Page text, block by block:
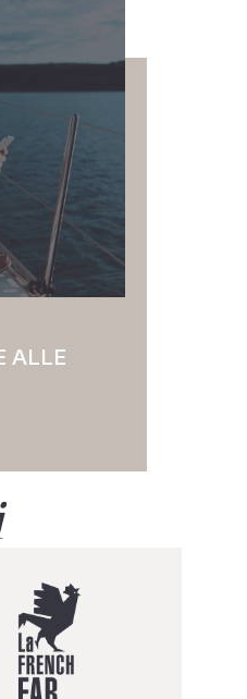
ALLE